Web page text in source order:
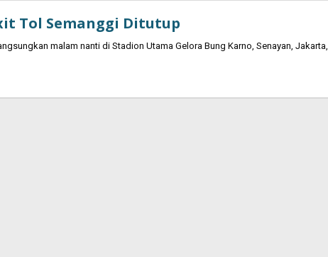
Tol Semanggi Ditutup
malam nanti di Stadion Utama Gelora Bung Karno, Senayan, Jakarta,